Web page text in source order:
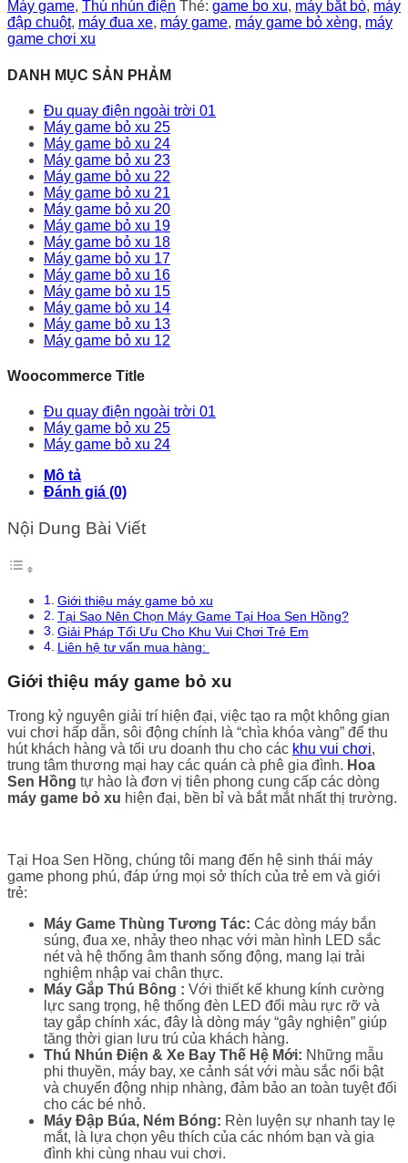
Máy game, Thú nhún điện Thẻ: game bo xu, máy bắt bò, máy
đập chuột, máy đua xe, máy game, máy game bỏ xèng, máy
game chơi xu
DANH MỤC SẢN PHẢM
Đu quay điện ngoài trời 01
Máy game bỏ xu 25
Máy game bỏ xu 24
Máy game bỏ xu 23
Máy game bỏ xu 22
Máy game bỏ xu 21
Máy game bỏ xu 20
Máy game bỏ xu 19
Máy game bỏ xu 18
Máy game bỏ xu 17
Máy game bỏ xu 16
Máy game bỏ xu 15
Máy game bỏ xu 14
Máy game bỏ xu 13
Máy game bỏ xu 12
Woocommerce Title
Đu quay điện ngoài trời 01
Máy game bỏ xu 25
Máy game bỏ xu 24
Mô tả
Đánh giá (0)
Nội Dung Bài Viết
Giới thiệu máy game bỏ xu
Tại Sao Nên Chọn Máy Game Tại Hoa Sen Hồng?
Giải Pháp Tối Ưu Cho Khu Vui Chơi Trẻ Em
Liên hệ tư vấn mua hàng:
Giới thiệu máy game bỏ xu
Trong kỷ nguyên giải trí hiện đại, việc tạo ra một không gian
vui chơi hấp dẫn, sôi động chính là “chìa khóa vàng” để thu
hút khách hàng và tối ưu doanh thu cho các khu vui chơi,
trung tâm thương mại hay các quán cà phê gia đình. Hoa
Sen Hồng tự hào là đơn vị tiên phong cung cấp các dòng
máy game bỏ xu hiện đại, bền bỉ và bắt mắt nhất thị trường.
Tại Hoa Sen Hồng, chúng tôi mang đến hệ sinh thái máy
game phong phú, đáp ứng mọi sở thích của trẻ em và giới
trẻ:
Máy Game Thùng Tương Tác: Các dòng máy bắn
súng, đua xe, nhảy theo nhạc với màn hình LED sắc
nét và hệ thống âm thanh sống động, mang lại trải
nghiệm nhập vai chân thực.
Máy Gắp Thú Bông : Với thiết kế khung kính cường
lực sang trọng, hệ thống đèn LED đổi màu rực rỡ và
tay gắp chính xác, đây là dòng máy “gây nghiện” giúp
tăng thời gian lưu trú của khách hàng.
Thú Nhún Điện & Xe Bay Thế Hệ Mới: Những mẫu
phi thuyền, máy bay, xe cảnh sát với màu sắc nổi bật
và chuyển động nhịp nhàng, đảm bảo an toàn tuyệt đối
cho các bé nhỏ.
Máy Đập Búa, Ném Bóng: Rèn luyện sự nhanh tay lẹ
mắt, là lựa chọn yêu thích của các nhóm bạn và gia
đình khi cùng nhau vui chơi.